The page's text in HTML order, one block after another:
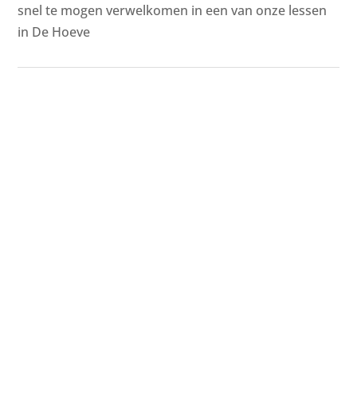
snel te mogen verwelkomen in een van onze lessen
in De Hoeve